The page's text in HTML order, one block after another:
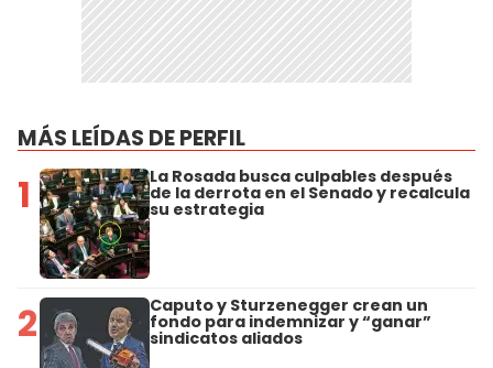
MÁS LEÍDAS DE PERFIL
1 La Rosada busca culpables después
de la derrota en el Senado y recalcula
su estrategia
2 Caputo y Sturzenegger crean un
fondo para indemnizar y “ganar”
sindicatos aliados